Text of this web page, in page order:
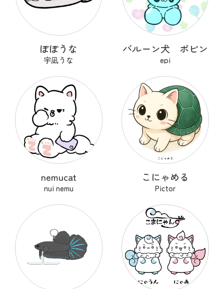
ぽぽうな
宇凪うな
バルーン犬 ポピン
epi
nemucat
nui nemu
こにゃめる
Pictor